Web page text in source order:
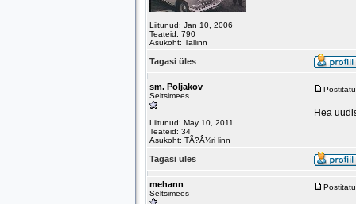
Liitunud: Jan 10, 2006
Teateid: 790
Asukoht: Tallinn
Tagasi üles
sm. Poljakov
Seltsimees
Liitunud: May 10, 2011
Teateid: 34
Asukoht: TÃ?Â¼ri linn
Hea
Tagasi üles
mehann
Seltsimees